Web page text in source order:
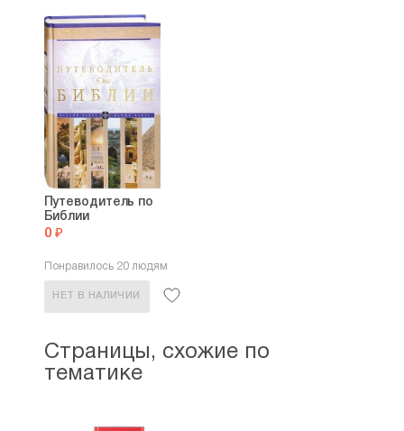
Путеводитель по
Библии
0 ₽
Понравилось 20 людям
НЕТ В НАЛИЧИИ
Страницы, схожие по
тематике